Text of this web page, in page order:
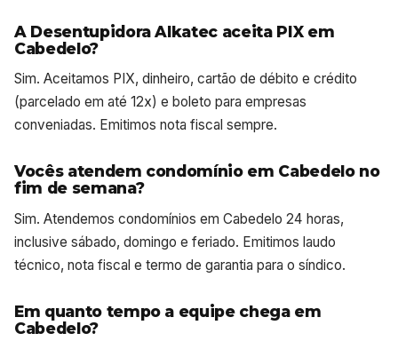
A Desentupidora Alkatec aceita PIX em
Cabedelo?
Sim. Aceitamos PIX, dinheiro, cartão de débito e crédito
(parcelado em até 12x) e boleto para empresas
conveniadas. Emitimos nota fiscal sempre.
Vocês atendem condomínio em Cabedelo no
fim de semana?
Sim. Atendemos condomínios em Cabedelo 24 horas,
inclusive sábado, domingo e feriado. Emitimos laudo
técnico, nota fiscal e termo de garantia para o síndico.
Em quanto tempo a equipe chega em
Cabedelo?